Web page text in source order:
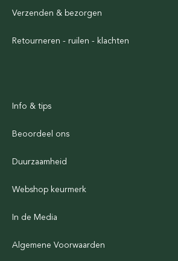
Verzenden & bezorgen
Retourneren - ruilen - klachten
Info & tips
Beoordeel ons
Duurzaamheid
Webshop keurmerk
In de Media
Algemene Voorwaarden